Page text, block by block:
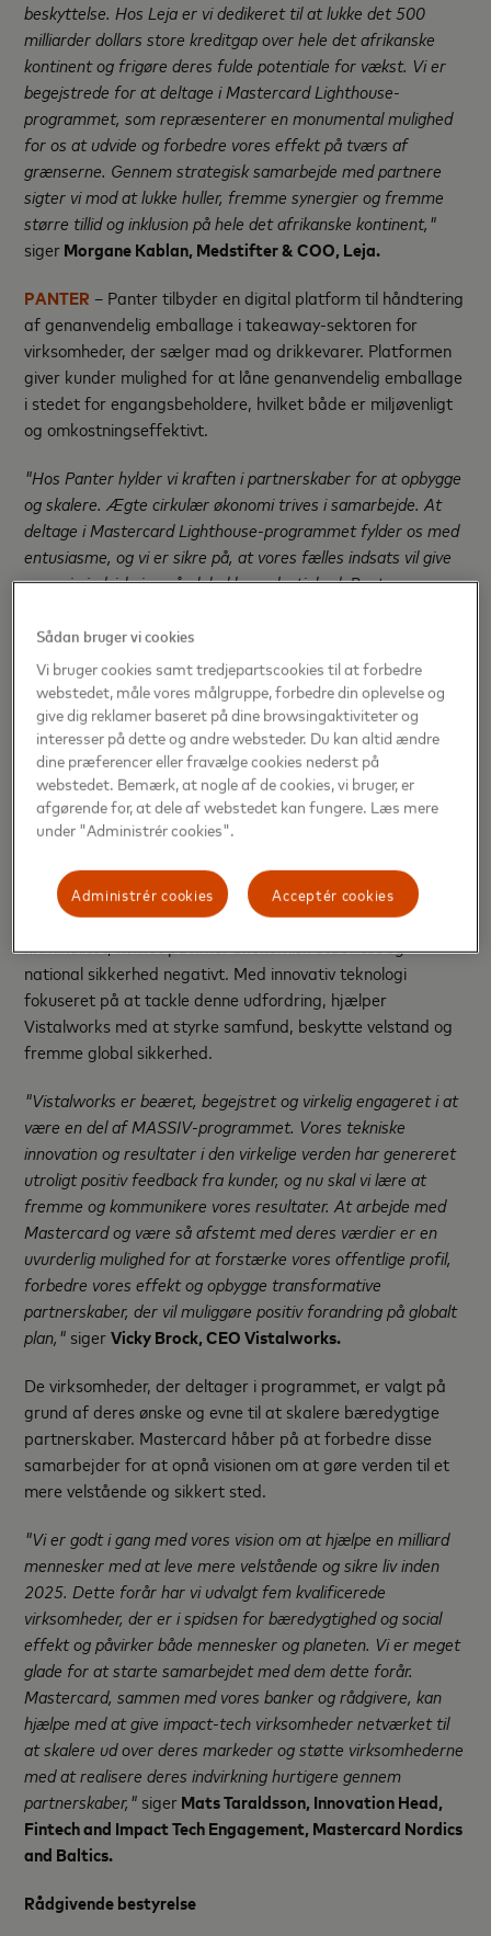
beskyttelse. Hos Leja er vi dedikeret til at lukke det 500
milliarder dollars store kreditgap over hele det afrikanske
kontinent og frigøre deres fulde potentiale for vækst. Vi er
begejstrede for at deltage i Mastercard Lighthouse-
programmet, som repræsenterer en monumental mulighed
for os at udvide og forbedre vores effekt på tværs af
grænserne. Gennem strategisk samarbejde med partnere
sigter vi mod at lukke huller, fremme synergier og fremme
større tillid og inklusion på hele det afrikanske kontinent,"
sigerMorgane Kablan, Medstifter & COO, Leja.
PANTER – Panter tilbyder en digital platform til håndtering
af genanvendelig emballage i takeaway-sektoren for
virksomheder, der sælger mad og drikkevarer. Platformen
giver kunder mulighed for at låne genanvendelig emballage
i stedet for engangsbeholdere, hvilket både er miljøvenligt
og omkostningseffektivt.
"Hos Panter hylder vi kraften i partnerskaber for at opbygge
og skalere. Ægte cirkulær økonomi trives i samarbejde. At
deltage i Mastercard Lighthouse-programmet fylder os med
entusiasme, og vi er sikre på, at vores fælles indsats vil give
en varig indvirkning på global bæredygtighed. Panter er en
bevægelse, hvor ressourcer elskes, genanvendes og aldrig
spildes. Sammen med Mastercard Massiv ser vi frem til at
revolutionere håndteringen af genanvendelig emballage i
takeaway-tjenester,"sigerClara Lindberg, Stifter & CEO,
PANTER.
Vistalworks – Med base i Tallinn, Estland, har Vistalworks
skabt dataintelligensprodukter til at hjælpe
retshåndhævende myndigheder, online markedspladser og
regulerede virksomheder med at holde trit med illegal
handel. Med en værdi på 2,2 billioner dollars årligt, er
ulovlig handel den primære finansiering af organiseret
kriminalitet, hvilket påvirker økonomisk stabilitet og
national sikkerhed negativt. Med innovativ teknologi
fokuseret på at tackle denne udfordring, hjælper
Vistalworks med at styrke samfund, beskytte velstand og
fremme global sikkerhed.
"Vistalworks er beæret, begejstret og virkelig engageret i at
være en del af MASSIV-programmet. Vores tekniske
innovation og resultater i den virkelige verden har genereret
utroligt positiv feedback fra kunder, og nu skal vi lære at
fremme og kommunikere vores resultater. At arbejde med
Mastercard og være så afstemt med deres værdier er en
uvurderlig mulighed for at forstærke vores offentlige profil,
forbedre vores effekt og opbygge transformative
partnerskaber, der vil muliggøre positiv forandring på globalt
plan," sigerVicky Brock, CEO Vistalworks.
De virksomheder, der deltager i programmet, er valgt på
grund af deres ønske og evne til at skalere bæredygtige
partnerskaber. Mastercard håber på at forbedre disse
samarbejder for at opnå visionen om at gøre verden til et
mere velstående og sikkert sted.
"Vi er godt i gang med vores vision om at hjælpe en milliard
mennesker med at leve mere velstående og sikre liv inden
2025. Dette forår har vi udvalgt fem kvalificerede
virksomheder, der er i spidsen for bæredygtighed og social
effekt og påvirker både mennesker og planeten. Vi er meget
glade for at starte samarbejdet med dem dette forår.
Mastercard, sammen med vores banker og rådgivere, kan
hjælpe med at give impact-tech virksomheder netværket til
at skalere ud over deres markeder og støtte virksomhederne
med at realisere deres indvirkning hurtigere gennem
partnerskaber," sigerMats Taraldsson, Innovation Head,
Fintech and Impact Tech Engagement, Mastercard Nordics
and Baltics.
Rådgivende bestyrelse
Sådan bruger vi cookies
Vi bruger cookies samt tredjepartscookies til at forbedre
webstedet, måle vores målgruppe, forbedre din oplevelse og
give dig reklamer baseret på dine browsingaktiviteter og
interesser på dette og andre websteder. Du kan altid ændre
dine præferencer eller fravælge cookies nederst på
webstedet. Bemærk, at nogle af de cookies, vi bruger, er
afgørende for, at dele af webstedet kan fungere. Læs mere
under "Administrér cookies".
Acceptér cookies
Administrér cookies